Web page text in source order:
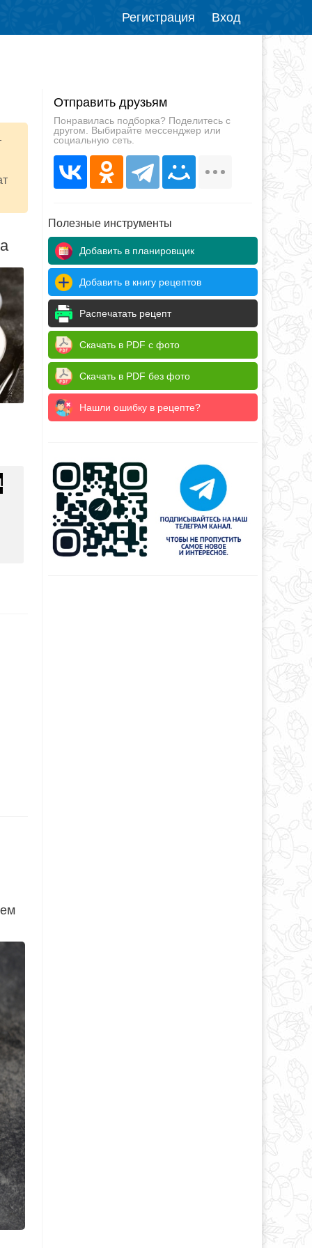
Регистрация Вход
Отправить друзьям
Понравилась подборка? Поделитесь с
другом. Выбирайте мессенджер или
социальную сеть.
Полезные инструменты
Добавить в планировщик
Добавить в книгу рецептов
Распечатать рецепт
Скачать в PDF с фото
Скачать в PDF без фото
Нашли ошибку в рецепте?